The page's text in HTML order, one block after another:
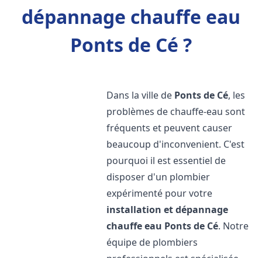
dépannage chauffe eau
Ponts de Cé ?
Dans la ville de Ponts de Cé, les
problèmes de chauffe-eau sont
fréquents et peuvent causer
beaucoup d'inconvenient. C'est
pourquoi il est essentiel de
disposer d'un plombier
expérimenté pour votre
installation et dépannage
chauffe eau Ponts de Cé. Notre
équipe de plombiers